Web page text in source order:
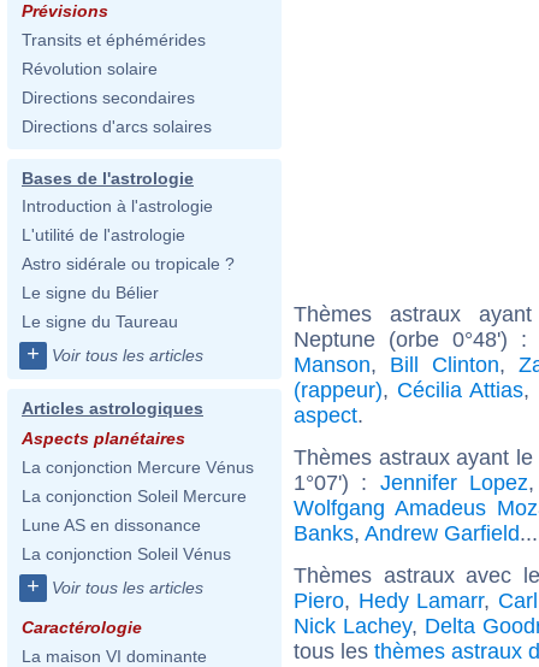
Prévisions
Transits et éphémérides
Révolution solaire
Directions secondaires
Directions d'arcs solaires
Bases de l'astrologie
Introduction à l'astrologie
L'utilité de l'astrologie
Astro sidérale ou tropicale ?
Le signe du Bélier
Le signe du Taureau
+ Voir tous les articles
Articles astrologiques
Aspects planétaires
La conjonction Mercure Vénus
La conjonction Soleil Mercure
Lune AS en dissonance
La conjonction Soleil Vénus
+ Voir tous les articles
Caractérologie
La maison VI dominante
Thèmes astraux
Neptune (orbe 0°48')
Manson, Bill Clinton,
(rappeur), Cécilia Attias,
aspect.
Thèmes astraux ayant
1°07') : Jennifer Lopez
Wolfgang Amadeus
Banks, Andrew Garfield
Thèmes astraux avec
Piero, Hedy Lamarr,
Nick Lachey, Delta
tous les thèmes astraux